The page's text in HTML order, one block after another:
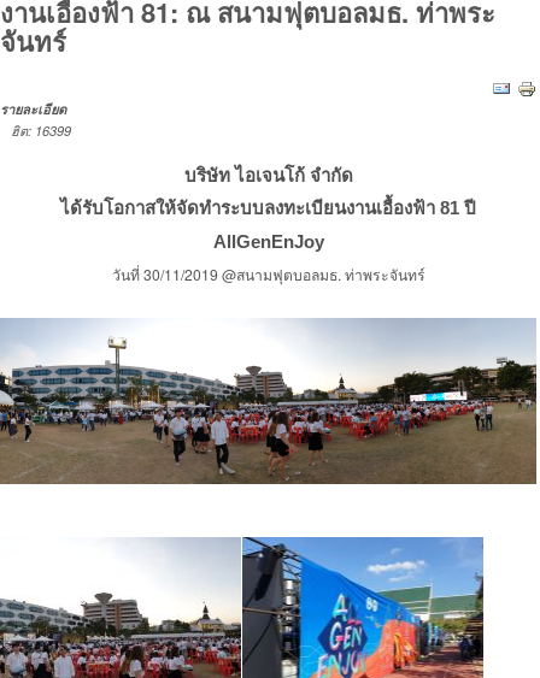
งานเอื้องฟ้า 81: ณ สนามฟุตบอลมธ. ท่าพระ
จันทร์
รายละเอียด
ฮิต: 16399
บริษัท ไอเจนโก้ จำกัด
ได้รับโอกาสให้จัดทำระบบลงทะเบียนงานเอื้องฟ้า 81 ปี
AllGenEnJoy
วันที่ 30/11/2019 @สนามฟุตบอลมธ. ท่าพระจันทร์